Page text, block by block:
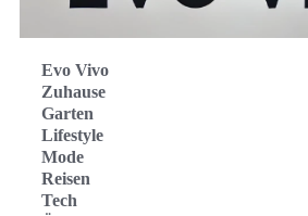
Evo Vivo
Zuhause
Garten
Lifestyle
Mode
Reisen
Tech